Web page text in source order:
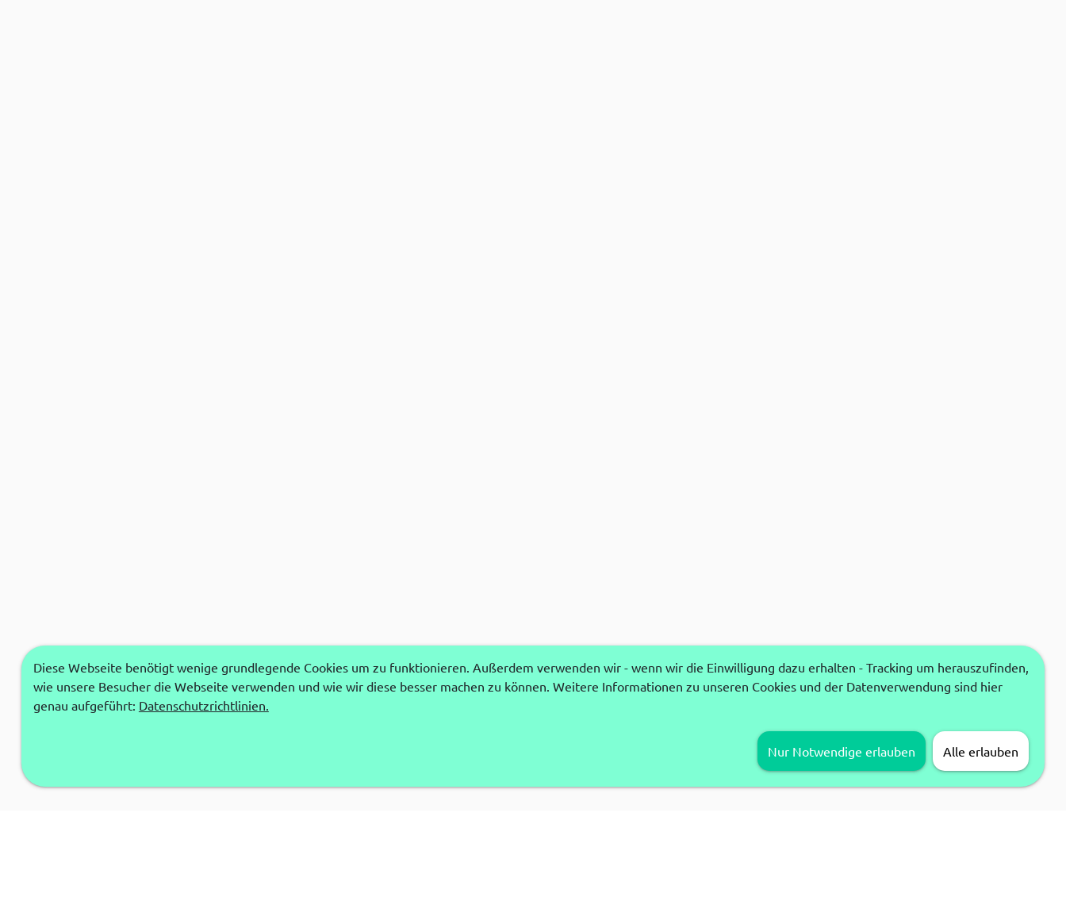
Diese Webseite benötigt wenige grundlegende Cookies um zu funktionieren. Außerdem verwenden wir - wenn wir die Einwilligung dazu erhalten - Tracking um herauszufinden,
wie unsere Besucher die Webseite verwenden und wie wir diese besser machen zu können. Weitere Informationen zu unseren Cookies und der Datenverwendung sind hier
genau aufgeführt: Datenschutzrichtlinien.
Nur Notwendige erlauben Alle erlauben